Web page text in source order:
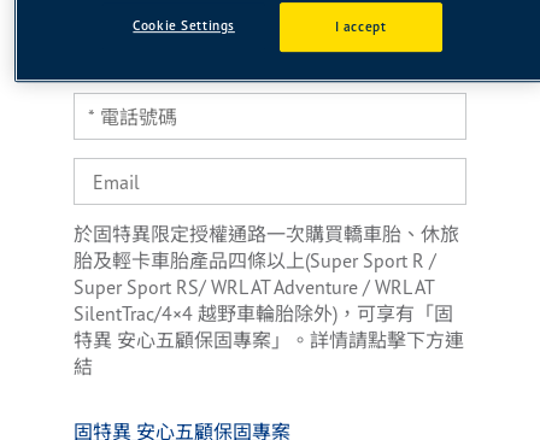
於固特異限定授權通路一次購買轎車胎、休旅
胎及輕卡車胎產品四條以上(Super Sport R /
Super Sport RS/ WRL AT Adventure / WRL AT
SilentTrac/4×4 越野車輪胎除外)，可享有「固
特異 安心五顧保固專案」。詳情請點擊下方連
結
固特異 安心五顧保固專案
I accept
Cookie Settings